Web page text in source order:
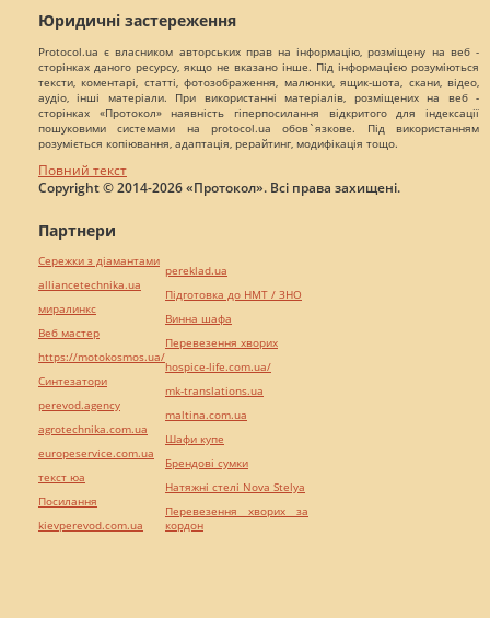
Юридичні застереження
Protocol.ua є власником авторських прав на інформацію, розміщену на веб -
сторінках даного ресурсу, якщо не вказано інше. Під інформацією розуміються
тексти, коментарі, статті, фотозображення, малюнки, ящик-шота, скани, відео,
аудіо, інші матеріали. При використанні матеріалів, розміщених на веб -
сторінках «Протокол» наявність гіперпосилання відкритого для індексації
пошуковими системами на protocol.ua обов`язкове. Під використанням
розуміється копіювання, адаптація, рерайтинг, модифікація тощо.
Повний текст
Copyright © 2014-2026 «Протокол». Всі права захищені.
Партнери
Сережки з діамантами
alliancetechnika.ua
миралинкс
Веб мастер
https://motokosmos.ua/
Синтезатори
perevod.agency
agrotechnika.com.ua
europeservice.com.ua
текст юа
Посилання
kievperevod.com.ua
pereklad.ua
Підготовка до НМТ / ЗНО
Винна шафа
Перевезення хворих
hospice-life.com.ua/
mk-translations.ua
maltina.com.ua
Шафи купе
Брендові сумки
Натяжні стелі Nova Stelya
Перевезення хворих за
кордон